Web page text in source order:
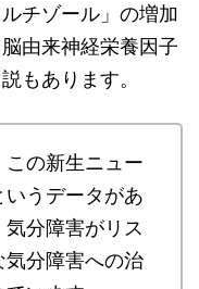
チゾール」の増加
由来神経栄養因子
もあります。
の新生ニュー
いうデータがあ
分障害がリス
気分障害への治